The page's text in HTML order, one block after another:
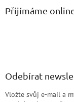
Přijímáme
Odebírat
Vložte svůj e-mail a